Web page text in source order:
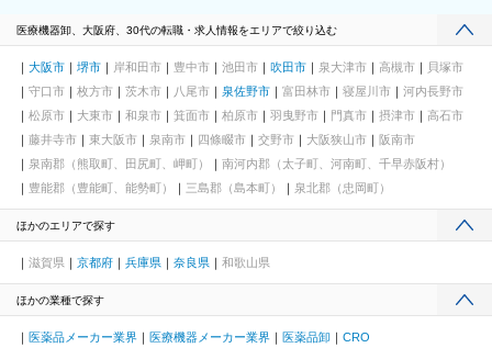
医療機器卸、大阪府、30代の転職・求人情報をエリアで絞り込む
大阪市 堺市 岸和田市 豊中市 池田市 吹田市 泉大津市 高槻市
貝塚市
守口市
枚方市 茨木市 八尾市 泉佐野市 富田林市 寝屋川市
河内長野市
松原市
大東市 和泉市 箕面市 柏原市 羽曳野市 門真市 摂津市
高石市
藤井寺市
東大阪市 泉南市 四條畷市 交野市 大阪狭山市
阪南市
泉南郡（熊取町、田尻町、岬町）
南河内郡（太子町、河南町、千早赤阪村）
豊能郡（豊能町、能勢町）
三島郡（島本町） 泉北郡（忠岡町）
ほかのエリアで探す
滋賀県 京都府 兵庫県 奈良県 和歌山県
ほかの業種で探す
医薬品メーカー業界 医療機器メーカー業界 医薬品卸
CRO